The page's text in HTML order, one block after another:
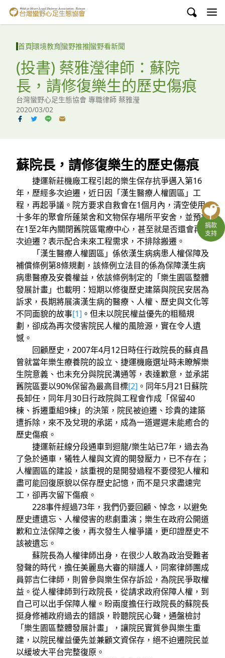
台灣蠻野心足生態協會
議題與行動
環境教育
白海豚媽祖宮
English
YouTube
捐款
支持
首頁環境教育蠻野推推蠻野看新聞
(投書) 蔡雅瀅律師：蘇院
長，請修復樂生的歷史傷痕
台灣蠻野心足生態協會 專職律師 蔡雅瀅
2020/03/02
蘇院長，請修復樂生的歷史傷痕
捷運新莊機廠工程引起的樂生保存抗爭邁入第16
年，歷經多次迫遷，近日因「漢生醫療人權園區」工
程，再起爭議。院方要求自救會在1個月內，清空使用
十多年的聚會所蓬萊舍和文物保存場所平安舍，並預計
在1至2年內關閉舊院區電療中心，甚至就是否還會再
次迫遷？表示配合未來工程需求，不排除搬遷。
「漢生醫療人權園區」係依漢生病病患人權保障及
補償條例第8條規劃，該條例立法目的係為保障漢生病
病患醫療及安養權益，依該條例制定的「樂生園區整體
發展計畫」也載明：短期以修復歷史建築與院民安居為
訴求，長期將展演漢生病的醫療、人權、歷史與文化等
不同面貌的故事[1] 。但未以院民權益優先的粗糙規
劃，卻成為再次侵害院民人權的風險源，實在令人遺
憾。
回顧歷史，2007年4月12日時任行政院長的蘇貞昌
曾就當年樂生療養院的設立、捷運機廠選址時未瞭解樂
生院意義、也未充分與院民溝通等，表達歉意，並承諾
舊院區要以90%保留為最高目標[2] 。同年5月21日蘇院
長卸任，同年月30日行政院與工程會作成「保留40
棟、拆遷重組9棟」的決策，院民被迫遷、珍貴的建築
遭拆除，來不及兌現的承諾，成為一道遲遲未能癒合的
歷史傷痕。
捷運新莊線分段通車到迴龍/樂生站已7年，過去為
了急於通車，犧牲人權與文資的開發壓力，已不存在；
人權園區的建設，該重視的是開發過程不要侵犯人權和
盡可能回復原貌以保存歷史記憶，而不是只求盡速完
工，卻再次留下傷痕。
228事件經過73年，我們仍要回顧、悼念，以避免
歷史遭遺忘、人權侵害的悲劇重演；樂生在政府公開道
歉和立法保障之後，再次發生人權爭議，更印證歷史不
該被遺忘。
蘇院長為人權律師出身，在很少人敢為政治受難者
發聲的時代，擔任美麗島大審的辯護人，同案律師團成
員郭吉仁律師，則曾參與樂生保存訴訟，為院民爭取權
益。從人權律師到行政院長，從請求政府保障人權，到
自己可以出手保障人權。盼兩度擔任行政院長的蘇院長
挺身修補政府過去的錯誤，聆聽院民心聲，通盤檢討
「樂生園區整體發展計畫」，讓院民實質參與樂生重
建，以院民權益優先並兼顧文資保存，絕不迫遷院民並
以緩坡大平台完整復原。